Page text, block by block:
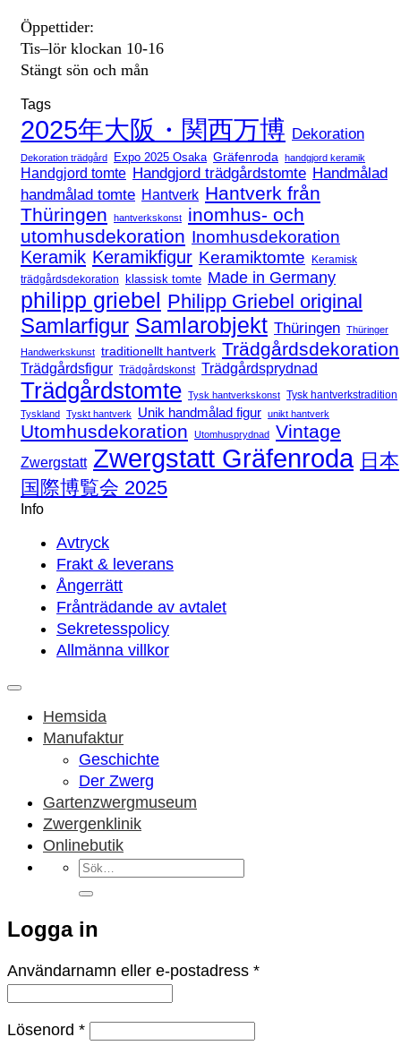
Öppettider:
Tis–lör klockan 10-16
Stängt sön och mån
Tags
2025年大阪・関西万博 Dekoration
Dekoration trädgård Expo 2025 Osaka Gräfenroda handgjord keramik
Handgjord tomte Handgjord trädgårdstomte Handmålad
handmålad tomte Hantverk Hantverk från
Thüringen
hantverkskonst
inomhus- och
utomhusdekoration Inomhusdekoration
Keramik Keramikfigur Keramiktomte
Keramisk
trädgårdsdekoration
klassisk tomte Made in Germany
philipp griebel Philipp Griebel original
Samlarfigur Samlarobjekt Thüringen Thüringer
Handwerkskunst traditionellt hantverk Trädgårdsdekoration
Trädgårdsfigur Trädgårdskonst Trädgårdsprydnad
Trädgårdstomte Tysk hantverkskonst Tysk hantverkstradition
Tyskland Tyskt hantverk Unik handmålad figur unikt hantverk
Utomhusdekoration Utomhusprydnad Vintage
Zwergstatt Zwergstatt Gräfenroda 日本
国際博覧会 2025
Info
Avtryck
Frakt & leverans
Ångerrätt
Frånträdande av avtalet
Sekretesspolicy
Allmänna villkor
Hemsida
Manufaktur
Geschichte
Der Zwerg
Gartenzwergmuseum
Zwergenklinik
Onlinebutik
Sök
efter:
Logga in
Användarnamn eller e-postadress *Obligatoriskt
Lösenord *Obligatoriskt